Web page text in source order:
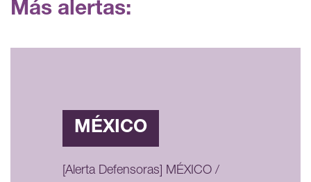
Más alertas:
MÉXICO
[Alerta Defensoras] MÉXICO /